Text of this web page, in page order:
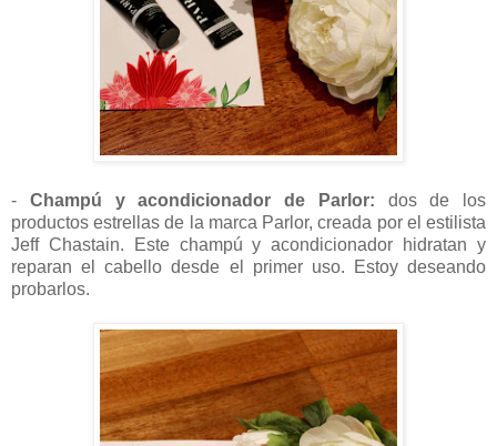
- Champú y acondicionador de Parlor: dos de los
productos estrellas de la marca Parlor, creada por el estilista
Jeff Chastain. Este champú y acondicionador hidratan y
reparan el cabello desde el primer uso. Estoy deseando
probarlos.